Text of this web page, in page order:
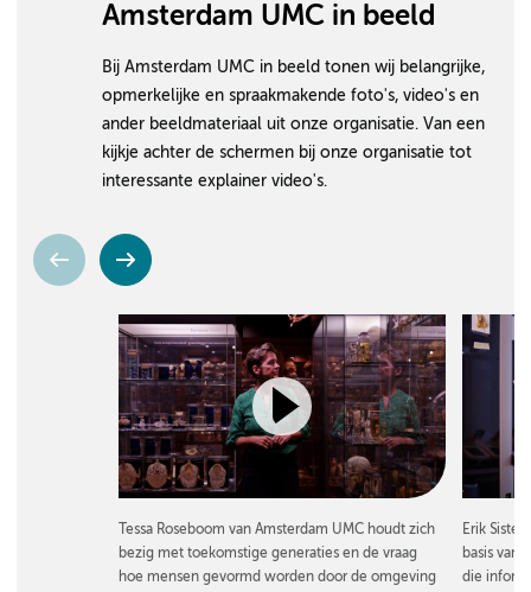
Amsterdam UMC in beeld
Bij Amsterdam UMC in beeld tonen wij belangrijke,
opmerkelijke en spraakmakende foto's, video's en
ander beeldmateriaal uit onze organisatie. Van een
kijkje achter de schermen bij onze organisatie tot
interessante explainer video's.
Tessa Roseboom van Amsterdam UMC houdt zich
bezig met toekomstige generaties en de vraag
hoe mensen gevormd worden door de omgeving
Erik
basis van
die